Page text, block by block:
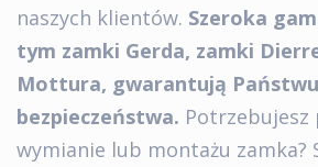
naszych klientów. Szeroka
tym zamki Gerda, zamki
Mottura, gwarantują
bezpieczeństwa. Potrzebujesz
wymianie lub montażu zamka?